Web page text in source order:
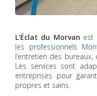
L'Éclat du Morvan est
les professionnels
l’entretien des
Les services sont
entreprises pour
propres et sains.